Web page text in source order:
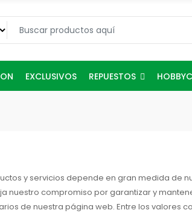
EXCLUSIVOS REPUESTOS
y servicios depende en gran medida
nuestro compromiso por garantizar y
de nuestra página web. Entre los valores